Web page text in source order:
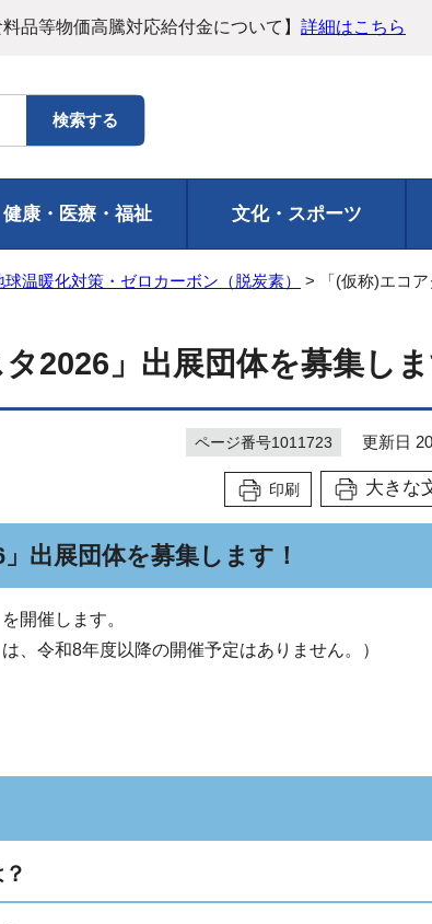
料品等物価高騰対応給付金について】 詳細はこちら
健康・医療・福祉 文化・スポーツ
球温暖化対策・ゼロカーボン（脱炭素） > 「(仮称)エコ
2026」出展団体を募集し
ページ番号1011723 更新日
印刷 大きな
出展団体を募集します！
開催します。
、令和8年度以降の開催予定はありません。）